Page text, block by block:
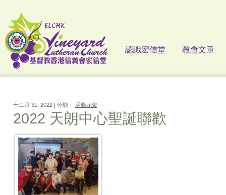
認識宏信堂 教會文章
十二月 31, 2022 | 分類： 活動花絮
2022 天朗中心聖誕聯歡